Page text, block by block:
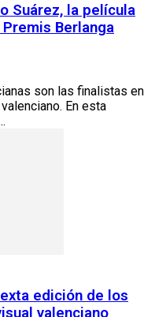
Suárez, la película
Berlanga
son las finalistas en
En esta
edición de los
valenciano